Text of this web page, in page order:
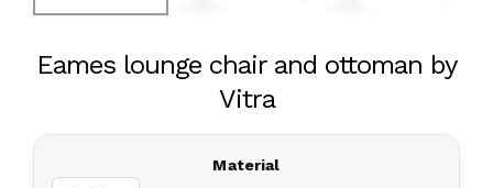
Eames lounge chair and ottoman by
Vitra
Material